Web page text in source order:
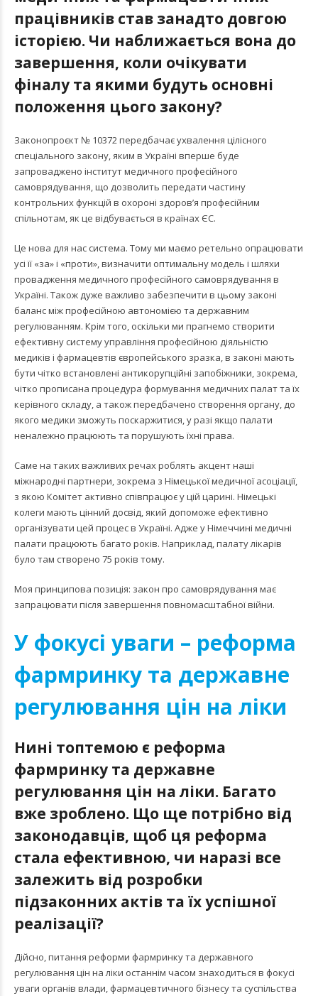
працівників став занадто довгою
історією. Чи наближається вона до
завершення, коли очікувати
фіналу та якими будуть основні
положення цього закону?
Законопроєкт № 10372 передбачає ухвалення цілісного
спеціального закону, яким в Україні вперше буде
запроваджено інститут медичного професійного
самоврядування, що дозволить передати частину
контрольних функцій в охороні здоров’я професійним
спільнотам, як це відбувається в країнах ЄС.
Це нова для нас система. Тому ми маємо ретельно опрацювати
усі її «за» і «проти», визначити оптимальну модель і шляхи
провадження медичного професійного самоврядування в
Україні. Також дуже важливо забезпечити в цьому законі
баланс між професійною автономією та державним
регулюванням. Крім того, оскільки ми прагнемо створити
ефективну систему управління професійною діяльністю
медиків і фармацевтів європейського зразка, в законі мають
бути чітко встановлені антикорупційні запобіжники, зокрема,
чітко прописана процедура формування медичних палат та їх
керівного складу, а також передбачено створення органу, до
якого медики зможуть поскаржитися, у разі якщо палати
неналежно працюють та порушують їхні права.
Саме на таких важливих речах роблять акцент наші
міжнародні партнери, зокрема з Німецької медичної асоціації,
з якою Комітет активно співпрацює у цій царині. Німецькі
колеги мають цінний досвід, який допоможе ефективно
організувати цей процес в Україні. Адже у Німеччині медичні
палати працюють багато років. Наприклад, палату лікарів
було там створено 75 років тому.
Моя принципова позиція: закон про самоврядування має
запрацювати після завершення повномасштабної війни.
У фокусі уваги – реформа
фармринку та державне
регулювання цін на ліки
Нині топтемою є реформа
фармринку та державне
регулювання цін на ліки. Багато
вже зроблено. Що ще потрібно від
законодавців, щоб ця реформа
стала ефективною, чи наразі все
залежить від розробки
підзаконних актів та їх успішної
реалізації?
Дійсно, питання реформи фармринку та державного
регулювання цін на ліки останнім часом знаходиться в фокусі
уваги органів влади, фармацевтичного бізнесу та суспільства